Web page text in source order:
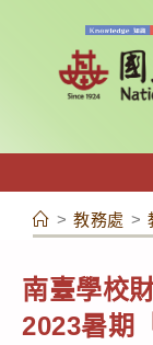
容
> 教務處 >
南臺學校
2023暑期